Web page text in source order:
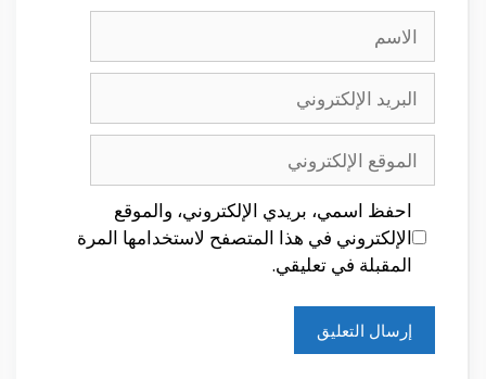
الاسم
البريد
الإلكتروني
الموقع
الإلكتروني
احفظ اسمي، بريدي الإلكتروني، والموقع
الإلكتروني في هذا المتصفح لاستخدامها المرة
المقبلة في تعليقي.